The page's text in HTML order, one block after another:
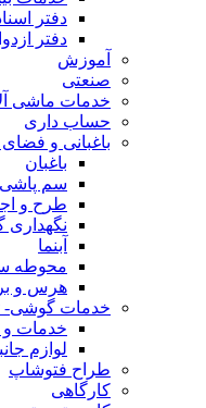
دفتر
دفتر
آموزش
صنعتی
خدمات ماشی
حساب داری
باغبانی و
باغبان
سم پاشی
طرح و
نگهداری
آبنما
محوطه
هرس و
خدمات گوشی-
خدمات و
لوازم
طراح فتوشاپ
کارگاهی